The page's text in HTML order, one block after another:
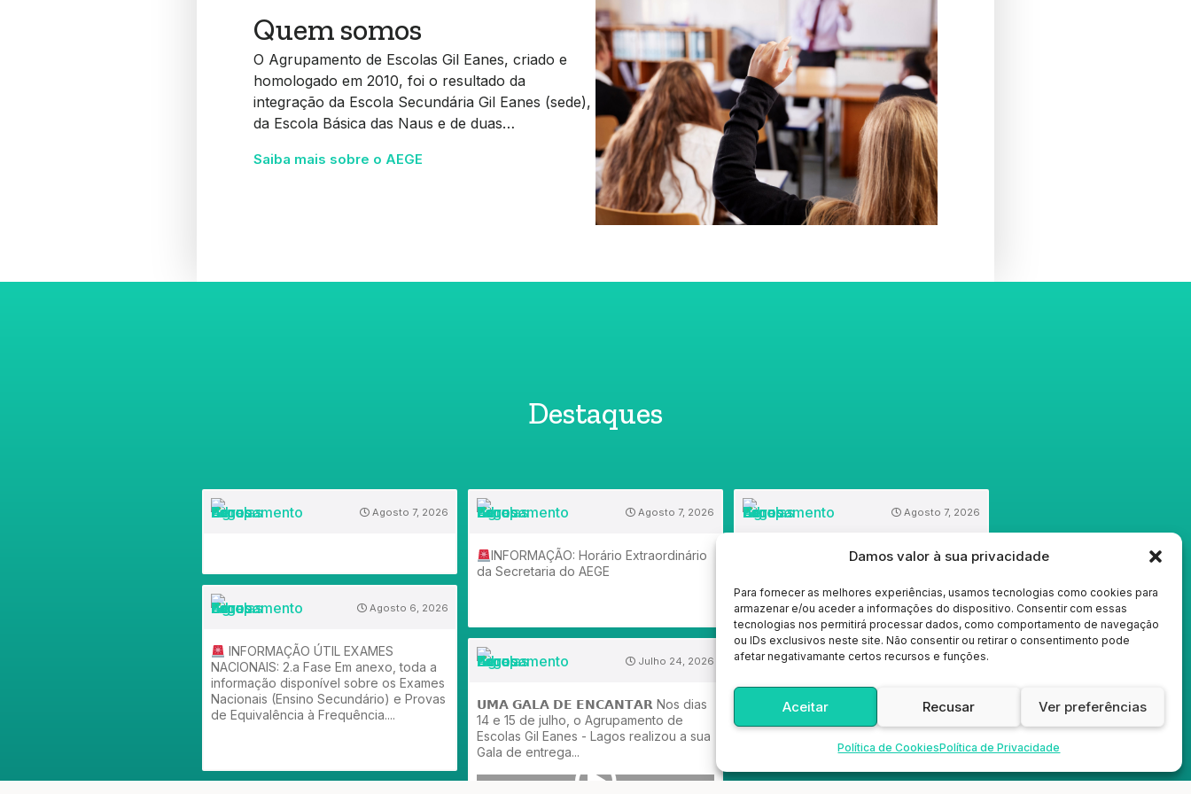
Damos valor à sua privacidade
Para fornecer as melhores experiências, usamos tecnologias como cookies para
armazenar e/ou aceder a informações do dispositivo. Consentir com essas
tecnologias nos permitirá processar dados, como comportamento de navegação
ou IDs exclusivos neste site. Não consentir ou retirar o consentimento pode
afetar negativamante certos recursos e funções.
Aceitar Recusar Ver preferências
Política de CookiesPolítica de Privacidade
Quem somos
O Agrupamento de Escolas Gil Eanes, criado e
homologado em 2010, foi o resultado da
integração da Escola Secundária Gil Eanes (sede),
da Escola Básica das Naus e de duas…
Saiba mais sobre o AEGE
Destaques
Agosto 7, 2026 Agosto 7, 2026
INFORMAÇÃO: Horário Extraordinário
da Secretaria do AEGE
Agosto 7, 2026
2.ª FASE DAS PROVAS NACIONAIS (9.º
Agosto 6, 2026
INFORMAÇÃO ÚTIL EXAMES
NACIONAIS: 2.a Fase Em anexo, toda a
informação disponível sobre os Exames
Nacionais (Ensino Secundário) e Provas
de Equivalência à Frequência....
Julho 24, 2026
𝗨𝗠𝗔 𝗚𝗔𝗟𝗔 𝗗𝗘 𝗘𝗡𝗖𝗔𝗡𝗧𝗔𝗥 Nos dias
14 e 15 de julho, o Agrupamento de
Escolas Gil Eanes - Lagos realizou a sua
Gala de entrega...
Julho 23, 2026